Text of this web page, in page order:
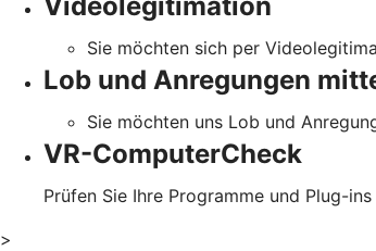
Sie möchten sich per
Lob und Anregungen
Sie möchten uns Lob und
VR-ComputerCheck
Prüfen Sie Ihre Programme und Plug-
>